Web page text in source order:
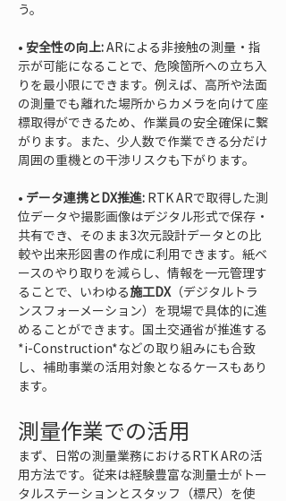
• 安全性の向上: ARによる非接触の測量・指
示が可能になることで、危険箇所への立ち入
りを最小限にできます。例えば、高所や法面
の測量でも離れた場所からカメラを向けて座
標取得ができるため、作業員の安全確保に繋
がります。また、少人数で作業できる分だけ
• データ連携とDX推進: RTK ARで取得した測
位データや撮影画像はデジタル形式で保存・
共有でき、そのまま3次元設計データとの比
較や出来形図書の作成に利用できます。紙ベ
ースのやり取りを減らし、情報を一元管理す
ることで、いわゆる施工DX（デジタルトラ
ンスフォーメーション）を現場で具体的に進
めることができます。国土交通省が推進する
*i-Construction*などの取り組みにも合致
し、補助事業の活用対象となるケースもあり
ます。
測量作業での活用
まず、日常の測量業務におけるRTK ARの活
用方法です。従来は経験豊富な測量士がトー
タルステーションとスタッフ（標尺）を使